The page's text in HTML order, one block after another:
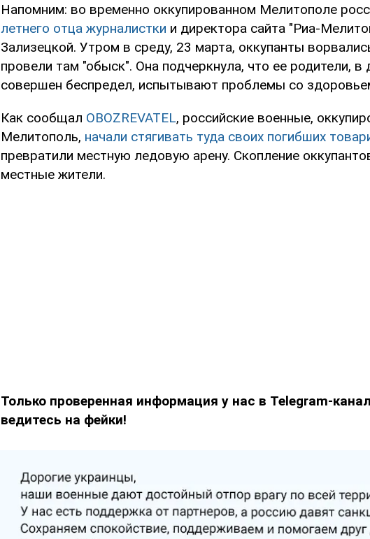
Напомним: во временно оккупированном Мелитополе
летнего отца журналистки и директора сайта "Риа-
Зализецкой. Утром в среду, 23 марта, оккупанты
провели там "обыск". Она подчеркнула, что ее родители,
совершен беспредел, испытывают проблемы со
Как сообщал OBOZREVATEL, российские военные,
Мелитополь, начали стягивать туда своих погибших
превратили местную ледовую арену. Скопление
местные жители.
Только проверенная информация у нас в Telegram-
ведитесь на фейки!